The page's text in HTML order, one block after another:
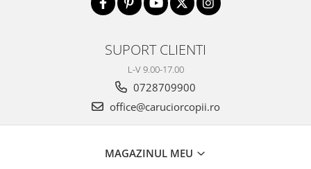
SUPORT CLIENTI
L-V 9.00-17.00
0728709900
office@caruciorcopii.ro
MAGAZINUL MEU